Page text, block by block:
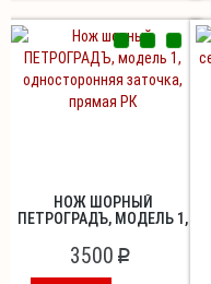
НОЖ ШОРНЫЙ
ПЕТРОГРАДЪ, МОДЕЛЬ 1,
ЗАТОЧКА, ПРЯМАЯ РК
3500 p